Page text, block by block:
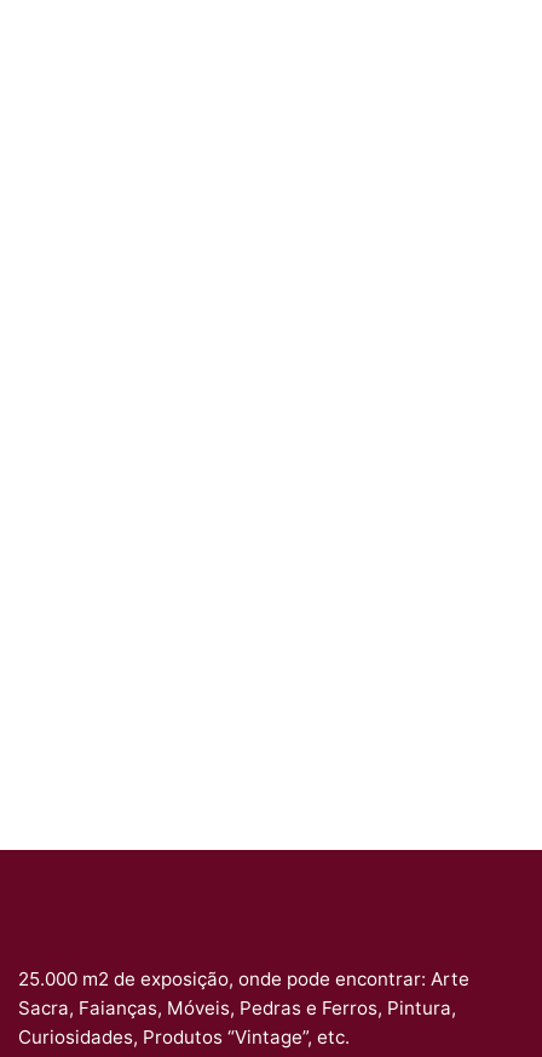
25.000 m2 de exposição, onde pode encontrar: Arte
Sacra, Faianças, Móveis, Pedras e Ferros, Pintura,
Curiosidades, Produtos “Vintage”, etc.